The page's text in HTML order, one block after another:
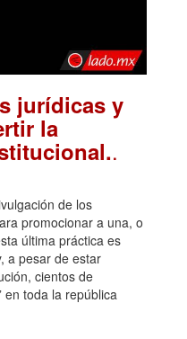
jurídicas y
la
.
de los
promocionar a una, o
última práctica es
a pesar de estar
cientos de
en toda la república